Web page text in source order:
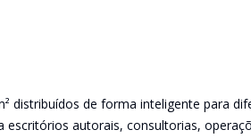
distribuídos de forma inteligente para
escritórios autorais, consultorias,